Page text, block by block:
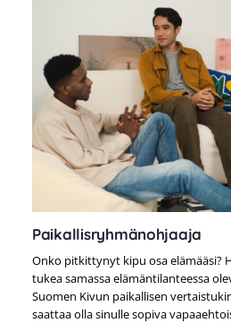
Paikallisryhmänohjaaja
Onko pitkittynyt kipu osa elämääsi?
tukea samassa elämäntilanteessa
Suomen Kivun paikallisen
saattaa olla sinulle sopiva